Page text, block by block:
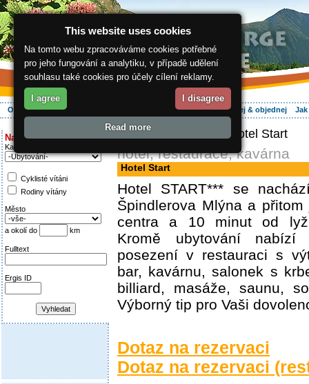
O regionu Aktivně Ubytování Hledej & objednej
Najděte si:
Kategorie
Cyklisté vítáni
Rodiny vítány
Město
a okolí do km
Fulltext
Ergis ID
ergis.cz > Hotel Start
hotel, restaurace, kavárna
Hotel Start
Hotel START*** se
Špindlerova Mlýna a
centra a 10 minut od
Kromě ubytování nabízí
posezení v restauraci s
bar, kavárnu, salonek s
billiard, masáže, saunu,
Výborný tip pro Vaši
Dotaz na rezervaci
Dotaz na rezervaci
This website uses cookies
Na tomto webu zpracováváme cookies potřebné
pro jeho fungování a analytiku, v případě udělení
souhlasu také cookies pro účely cílení reklamy.
I agree I disagree
Read more